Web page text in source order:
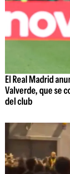
El Real Madrid
Valverde, que se
del club